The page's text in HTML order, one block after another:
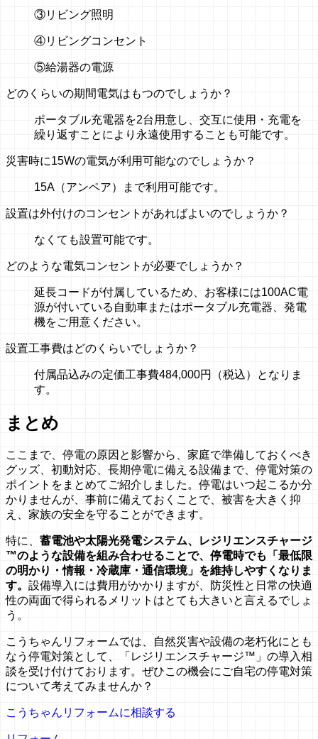
③リビング照明
④リビングコンセント
⑤給湯器の電源
どのくらいの期間電気はもつのでしょうか？
ポータブル充電器を2台用意し、交互に使用・充電を
繰り返すことにより永遠使用することも可能です。
災害時に15Wの電気が利用可能なのでしょうか？
15A（アンペア）まで利用可能です。
設置は外付けのコンセントがあればよいのでしょうか？
なくても設置可能です。
どのような電気コンセントが必要でしょうか？
延長コードが付属しているため、お客様には100AC電
源が付いている自動車またはポータブル充電器、発電
機をご用意ください。
設置工事費はどのくらいでしょうか？
付属品込みの定価工事費484,000円（税込）となりま
す。
まとめ
ここまで、停電の原因と影響から、家庭で準備しておくべき
グッズ、初動対応、長期停電に備える設備まで、停電対策の
ポイントをまとめてご紹介しました。停電はいつ起こるか分
かりませんが、事前に備えておくことで、被害を大きく抑
え、家族の安全を守ることができます。
特に、 蓄電池や太陽光発電システム、レジリエンスチャージ
™のような設備を組み合わせることで、停電時でも「最低限
の明かり・情報・冷蔵庫・通信環境」を維持しやすくなりま
す。 設備導入には費用がかかりますが、防災性と日常の快適
性の両面で得られるメリットはとても大きいと言えるでしょ
う。
こうちゃんリフォームでは、自然災害や設備の老朽化にとも
なう停電対策として、「レジリエンスチャージ™」の導入相
談を受け付けております。ぜひこの機会にご自宅の停電対策
について考えてみませんか？
こうちゃんリフォームに相談する